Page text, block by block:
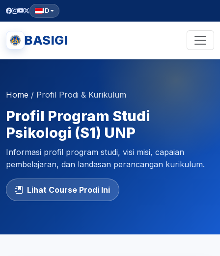
ID
BASIGI
Home / Profil Prodi & Kurikulum
Profil Program Studi
Psikologi (S1) UNP
Informasi profil program studi, visi misi, capaian
pembelajaran, dan landasan perancangan kurikulum.
Lihat Course Prodi Ini